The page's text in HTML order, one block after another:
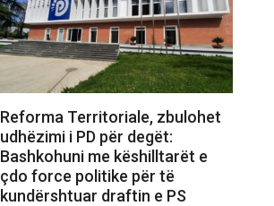
Reforma Territoriale, zbulohet
udhëzimi i PD për degët:
Bashkohuni me këshilltarët e
çdo force politike për të
kundërshtuar draftin e PS